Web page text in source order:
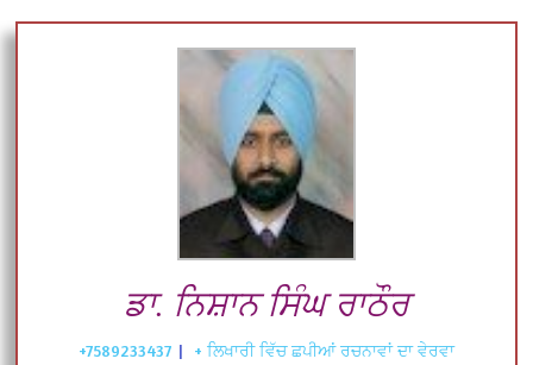
ਡਾ. ਨਿਸ਼ਾਨ ਸਿੰਘ ਰਾਠੌਰ
+7589233437 | + ਲਿਖਾਰੀ ਵਿੱਚ ਛਪੀਆਂ ਰਚਨਾਵਾਂ ਦਾ ਵੇਰਵਾ